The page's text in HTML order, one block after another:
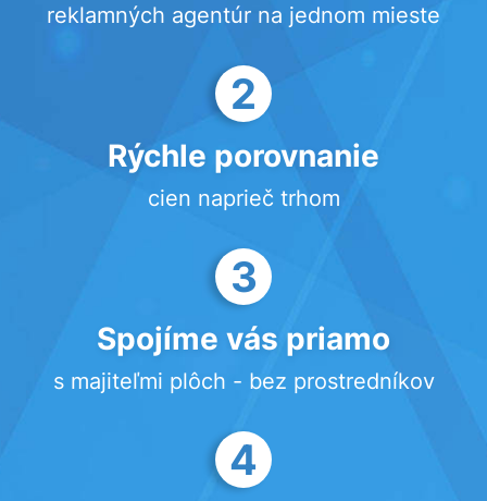
reklamných agentúr na jednom mieste
2
Rýchle porovnanie
cien naprieč trhom
3
Spojíme vás priamo
s majiteľmi plôch - bez prostredníkov
4